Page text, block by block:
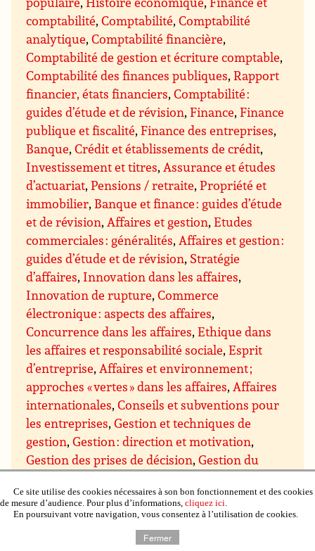
comptabilité,Comptabilité,Comptabilité
analytique,Comptabilité financière,
Comptabilité de gestion et écriture comptable,
Comptabilité des finances publiques,Rapport
financier, états financiers,Comptabilité :
guides d’étude et de révision,Finance,Finance
publique et fiscalité,Finance des entreprises,
Banque,Crédit et établissements de crédit,
Investissement et titres,Assurance et études
d’actuariat,Pensions / retraite,Propriété et
immobilier, Banque et finance : guides d’étude
et de révision,Affaires et gestion,Etudes
commerciales : généralités,Affaires et gestion :
guides d’étude et de révision, Stratégie
d’affaires, Innovation dans les affaires,
Innovation de rupture,Commerce
électronique : aspects des affaires,
Concurrence dans les affaires,Ethique dans
les affaires et responsabilité sociale,Esprit
d’entreprise,Affaires et environnement ;
approches « vertes » dans les affaires,Affaires
internationales,Conseils et subventions pour
les entreprises,Gestion et techniques de
gestion,Gestion : direction et motivation,
Gestion des prises de décision,Gestion du
et qualité totale,Gestion du temps,Gestion de
domaines particuliers,Gestion budgétaire et
Gestion du personnel et des
Ce site utilise des cookies nécessaires à son bon fonctionnement et des cookies
de mesure d’audience. Pour plus d’informations, cliquez ici.
En poursuivant votre navigation, vous consentez à l’utilisation de cookies.
Fermer